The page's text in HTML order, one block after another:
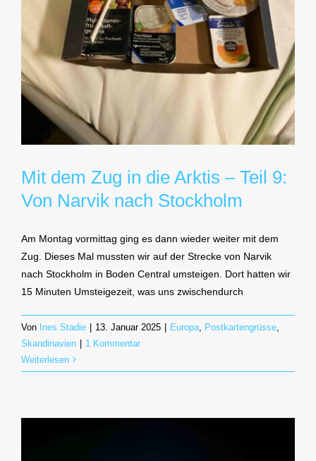
Mit dem Zug in die Arktis – Teil 9:
Von Narvik nach Stockholm
Am Montag vormittag ging es dann wieder weiter mit dem
Zug. Dieses Mal mussten wir auf der Strecke von Narvik
nach Stockholm in Boden Central umsteigen. Dort hatten wir
15 Minuten Umsteigezeit, was uns zwischendurch
Von Ines Stadie | 13. Januar 2025 | Europa Postkartengrüsse
Skandinavien | 1 Kommentar
Weiterlesen